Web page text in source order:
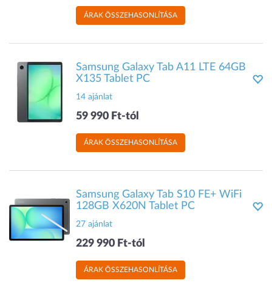
ÁRAK ÖSSZEHASONLÍTÁSA
Samsung Galaxy Tab A11 LTE 64GB
X135 Tablet PC
14 ajánlat
59 990 Ft-tól
ÁRAK ÖSSZEHASONLÍTÁSA
Samsung Galaxy Tab S10 FE+ WiFi
128GB X620N Tablet PC
27 ajánlat
229 990 Ft-tól
ÁRAK ÖSSZEHASONLÍTÁSA